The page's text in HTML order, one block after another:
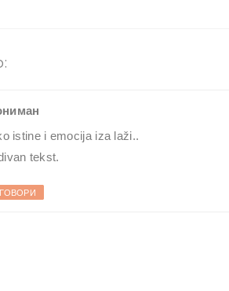
istine i emocija iza laži..
tekst.